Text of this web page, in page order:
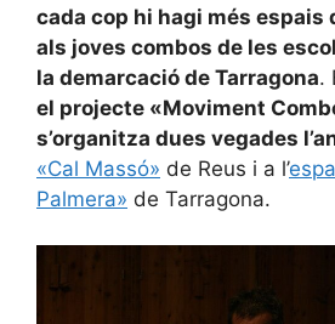
cada cop hi hagi més espais
als joves combos de les
la demarcació de Tarragona.
el projecte «Moviment
s’organitza dues vegades
«Cal Massó» de Reus i a l’
Palmera» de Tarragona.